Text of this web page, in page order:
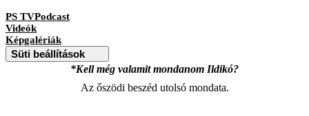
PS TVPodcast
Videók
Képgalériák
Süti beállítások
*Kell még valamit mondanom Ildikó?
Az őszödi beszéd utolsó mondata.